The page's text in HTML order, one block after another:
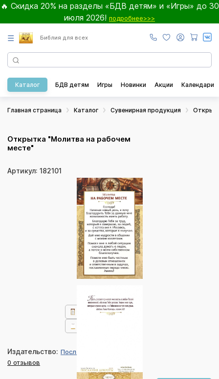
🔥 Скидка 20% на разделы «БДВ детям» и «Игры» до 30
июля 2026! подробнее>>>
☰ Библия для всех
Каталог БДВ детям Игры Новинки Акции Календари
Главная страница Каталог Сувенирная продукция
Открытка "Молитва на рабочем
месте"
Артикул: 182101
Издательство: Послание доброты
0 отзывов